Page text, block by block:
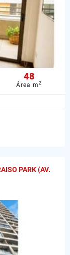
48
Área m2
PARK (AV.